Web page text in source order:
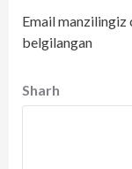
Email manzilingiz
belgilangan
Sharh